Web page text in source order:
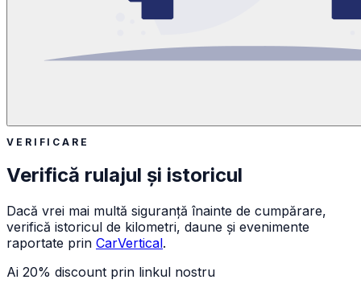
VERIFICARE
Verifică rulajul și istoricul
Dacă vrei mai multă siguranță înainte de cumpărare,
verifică istoricul de kilometri, daune și evenimente
raportate prin CarVertical.
Ai 20% discount prin linkul nostru